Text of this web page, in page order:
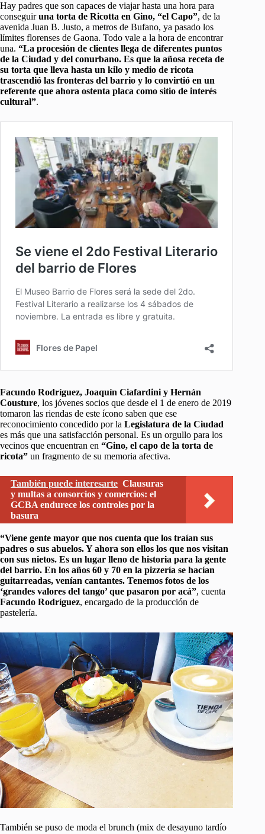
Hay padres que son capaces de viajar hasta una hora para
conseguiruna torta de Ricotta en Gino, “el Capo”, de la
avenida Juan B. Justo, a metros de Bufano, ya pasado los
límites florenses de Gaona. Todo vale a la hora de encontrar
una. “La procesión de clientes llega de diferentes puntos
de la Ciudad y del conurbano. Es que la añosa receta de
su torta que lleva hasta un kilo y medio de ricota
trascendió las fronteras del barrio y lo convirtió en un
referente que ahora ostenta placa como sitio de interés
cultural”.
Facundo Rodríguez, Joaquín Ciafardini y Hernán
Cousture, los jóvenes socios que desde el 1 de enero de 2019
tomaron las riendas de este ícono saben que ese
reconocimiento concedido por la Legislatura de la Ciudad
es más que una satisfacción personal. Es un orgullo para los
vecinos que encuentran en “Gino, el capo de la torta de
ricota” un fragmento de su memoria afectiva.
También puede interesarte Clausuras
y multas a consorcios y comercios: el
GCBA endurece los controles por la
basura
“Viene gente mayor que nos cuenta que los traían sus
padres o sus abuelos. Y ahora son ellos los que nos visitan
con sus nietos. Es un lugar lleno de historia para la gente
del barrio. En los años 60 y 70 en la pizzería se hacían
guitarreadas, venían cantantes. Tenemos fotos de los
‘grandes valores del tango’ que pasaron por acá”, cuenta
Facundo Rodríguez, encargado de la producción de
pastelería.
También se puso de moda el brunch (mix de desayuno tardío